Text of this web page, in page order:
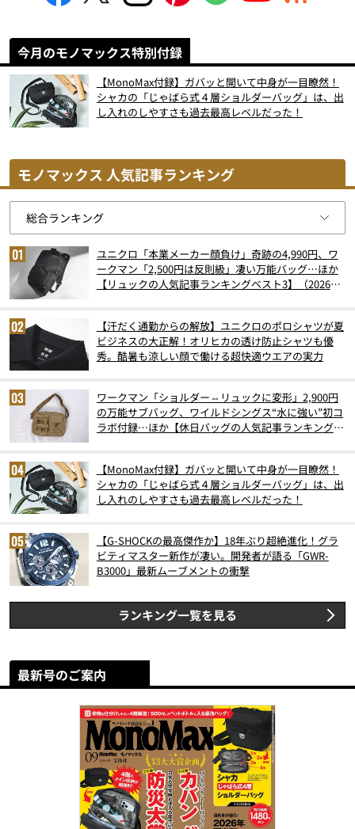
今月のモノマックス特別付録
【MonoMax付録】ガバッと開いて中身が一目瞭然！
シャカの「じゃばら式４層ショルダーバッグ」は、出
し入れのしやすさも過去最高レベルだった！
モノマックス 人気記事ランキング
ユニクロ「本業メーカー顔負け」奇跡の4,990円、ワ
ークマン「2,500円は反則級」凄い万能バッグ…ほか
【リュックの人気記事ランキングベスト3】（2026年
【汗だく通勤からの解放】ユニクロのポロシャツが夏
ビジネスの大正解！オリヒカの透け防止シャツも優
秀。酷暑も涼しい顔で働ける超快適ウエアの実力
ワークマン「ショルダー⇔リュックに変形」2,900円
の万能サブバッグ、ワイルドシングス“水に強い”初コ
ラボ付録…ほか【休日バッグの人気記事ランキングベ
【MonoMax付録】ガバッと開いて中身が一目瞭然！
シャカの「じゃばら式４層ショルダーバッグ」は、出
し入れのしやすさも過去最高レベルだった！
【G-SHOCKの最高傑作か】18年ぶり超絶進化！グラ
ビティマスター新作が凄い。開発者が語る「GWR-
B3000」最新ムーブメントの衝撃
ランキング一覧を見る
最新号のご案内